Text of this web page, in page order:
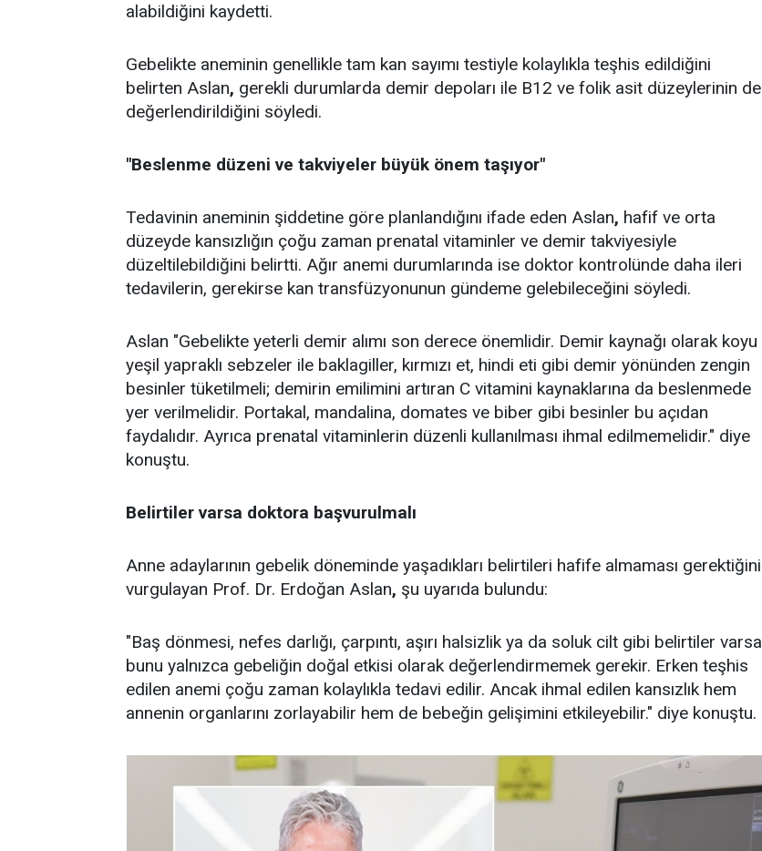
alabildiğini kaydetti.
Gebelikte aneminin genellikle tam kan sayımı testiyle kolaylıkla teşhis edildiğini
belirten Aslan, gerekli durumlarda demir depoları ile B12 ve folik asit düzeylerinin de
değerlendirildiğini söyledi.
"Beslenme düzeni ve takviyeler büyük önem taşıyor"
Tedavinin aneminin şiddetine göre planlandığını ifade eden Aslan, hafif ve orta
düzeyde kansızlığın çoğu zaman prenatal vitaminler ve demir takviyesiyle
düzeltilebildiğini belirtti. Ağır anemi durumlarında ise doktor kontrolünde daha ileri
tedavilerin, gerekirse kan transfüzyonunun gündeme gelebileceğini söyledi.
Aslan "Gebelikte yeterli demir alımı son derece önemlidir. Demir kaynağı olarak koyu
yeşil yapraklı sebzeler ile baklagiller, kırmızı et, hindi eti gibi demir yönünden zengin
besinler tüketilmeli; demirin emilimini artıran C vitamini kaynaklarına da beslenmede
yer verilmelidir. Portakal, mandalina, domates ve biber gibi besinler bu açıdan
faydalıdır. Ayrıca prenatal vitaminlerin düzenli kullanılması ihmal edilmemelidir." diye
konuştu.
Belirtiler varsa doktora başvurulmalı
Anne adaylarının gebelik döneminde yaşadıkları belirtileri hafife almaması gerektiğini
vurgulayan Prof. Dr. Erdoğan Aslan, şu uyarıda bulundu:
"Baş dönmesi, nefes darlığı, çarpıntı, aşırı halsizlik ya da soluk cilt gibi belirtiler varsa
bunu yalnızca gebeliğin doğal etkisi olarak değerlendirmemek gerekir. Erken teşhis
edilen anemi çoğu zaman kolaylıkla tedavi edilir. Ancak ihmal edilen kansızlık hem
annenin organlarını zorlayabilir hem de bebeğin gelişimini etkileyebilir." diye konuştu.